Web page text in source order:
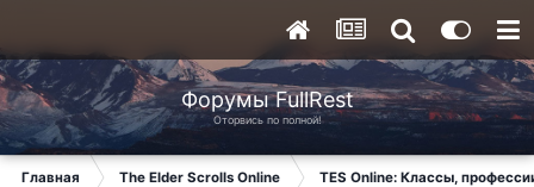
Форумы FullRest
Оторвись по полной!
Главная The Elder Scrolls Online TES Online: Классы,